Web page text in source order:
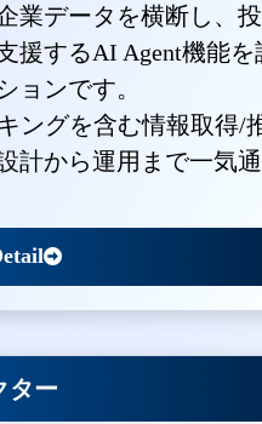
業データを横断し、投
援するAI Agent機能を
ョンです。
ングを含む情報取得/
計から運用まで一気通
ター